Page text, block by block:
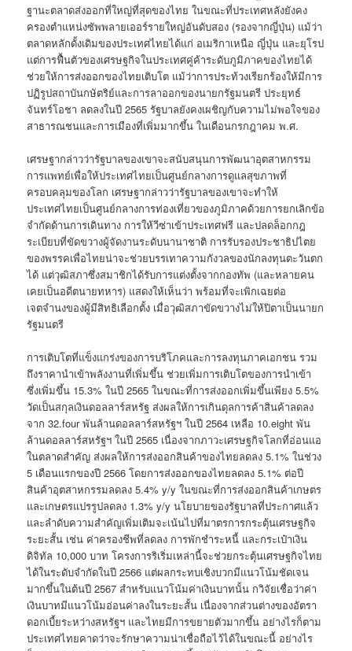
ฐานะตลาดส่งออกที่ใหญ่ที่สุดของไทย ในขณะที่ประเทศหลังยังคง
ครองตำแหน่งซัพพลายเออร์รายใหญ่อันดับสอง (รองจากญี่ปุ่น) แม้ว่า
ตลาดหลักดั้งเดิมของประเทศไทยได้แก่ อเมริกาเหนือ ญี่ปุ่น และยุโรป
แต่การฟื้นตัวของเศรษฐกิจในประเทศคู่ค้าระดับภูมิภาคของไทยได้
ช่วยให้การส่งออกของไทยเติบโต แม้ว่าการประท้วงเรียกร้องให้มีการ
ปฏิรูปสถาบันกษัตริย์และการลาออกของนายกรัฐมนตรี ประยุทธ์
จันทร์โอชา ลดลงในปี 2565 รัฐบาลยังคงเผชิญกับความไม่พอใจของ
สาธารณชนและการเมืองที่เพิ่มมากขึ้น ในเดือนกรกฎาคม พ.ศ.
เศรษฐากล่าวว่ารัฐบาลของเขาจะสนับสนุนการพัฒนาอุตสาหกรรม
การแพทย์เพื่อให้ประเทศไทยเป็นศูนย์กลางการดูแลสุขภาพที่
ครอบคลุมของโลก เศรษฐากล่าวว่ารัฐบาลของเขาจะทำให้
ประเทศไทยเป็นศูนย์กลางการท่องเที่ยวของภูมิภาคด้วยการยกเลิกข้อ
จำกัดด้านการเดินทาง การให้วีซ่าเข้าประเทศฟรี และปลดล็อกกฎ
ระเบียบที่ขัดขวางผู้จัดงานระดับนานาชาติ การรับรองประชาธิปไตย
ของพรรคเพื่อไทยน่าจะช่วยบรรเทาความกังวลของนักลงทุนตะวันตก
ได้ แต่วุฒิสภาซึ่งสมาชิกได้รับการแต่งตั้งจากกองทัพ (และหลายคน
เคยเป็นอดีตนายทหาร) แสดงให้เห็นว่า พร้อมที่จะเพิกเฉยต่อ
เจตจำนงของผู้มีสิทธิเลือกตั้ง เมื่อวุฒิสภาขัดขวางไม่ให้ปิตาเป็นนายก
รัฐมนตรี
การเติบโตที่แข็งแกร่งของการบริโภคและการลงทุนภาคเอกชน รวม
ถึงราคานำเข้าพลังงานที่เพิ่มขึ้น ช่วยเพิ่มการเติบโตของการนำเข้า
ซึ่งเพิ่มขึ้น 15.3% ในปี 2565 ในขณะที่การส่งออกเพิ่มขึ้นเพียง 5.5%
วัดเป็นสกุลเงินดอลลาร์สหรัฐ ส่งผลให้การเกินดุลการค้าสินค้าลดลง
จาก 32.four พันล้านดอลลาร์สหรัฐฯ ในปี 2564 เหลือ 10.eight พัน
ล้านดอลลาร์สหรัฐฯ ในปี 2565 เนื่องจากภาวะเศรษฐกิจโลกที่อ่อนแอ
ในตลาดสำคัญ ส่งผลให้การส่งออกสินค้าของไทยลดลง 5.1% ในช่วง
5 เดือนแรกของปี 2566 โดยการส่งออกของไทยลดลง 5.1% ต่อปี
สินค้าอุตสาหกรรมลดลง 5.4% y/y ในขณะที่การส่งออกสินค้าเกษตร
และเกษตรแปรรูปลดลง 1.3% y/y นโยบายของรัฐบาลที่ประกาศแล้ว
และลำดับความสำคัญเพิ่มเติมจะเน้นไปที่มาตรการกระตุ้นเศรษฐกิจ
ระยะสั้น เช่น ค่าครองชีพที่ลดลง การพักชำระหนี้ และกระเป๋าเงิน
ดิจิทัล 10,000 บาท โครงการริเริ่มเหล่านี้จะช่วยกระตุ้นเศรษฐกิจไทย
ได้ในระดับจำกัดในปี 2566 แต่ผลกระทบเชิงบวกมีแนวโน้มชัดเจน
มากขึ้นในต้นปี 2567 สำหรับแนวโน้มค่าเงินบาทนั้น กวิจัยเชื่อว่าค่า
เงินบาทมีแนวโน้มอ่อนค่าลงในระยะสั้น เนื่องจากส่วนต่างของอัตรา
ดอกเบี้ยระหว่างสหรัฐฯ และไทยมีการขยายตัวมากขึ้น อย่างไรก็ตาม
ประเทศไทยคาดว่าจะรักษาความน่าเชื่อถือไว้ได้ในขณะนี้ อย่างไร